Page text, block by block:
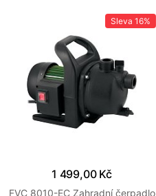
Sleva 16%
1 499,00 Kč
FVC 8010-EC Zahradní čerpadlo